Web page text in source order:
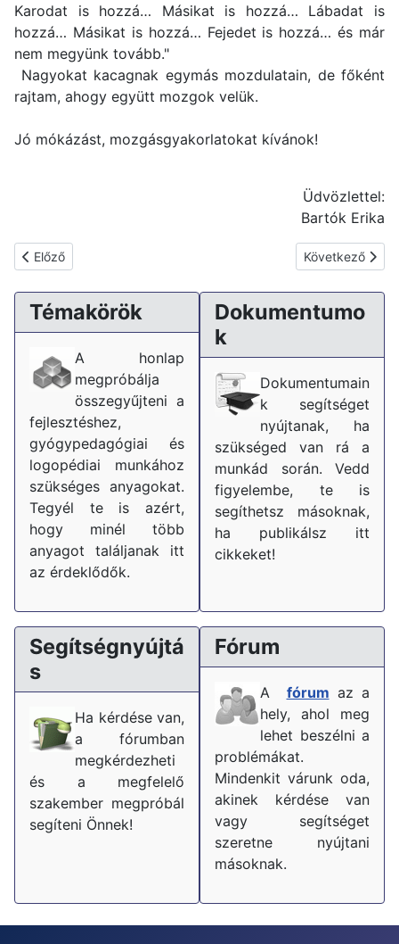
Karodat is hozzá… Másikat is hozzá… Lábadat is
hozzá… Másikat is hozzá… Fejedet is hozzá… és már
nem megyünk tovább."
Nagyokat kacagnak egymás mozdulatain, de főként
rajtam, ahogy együtt mozgok velük.
Jó mókázást, mozgásgyakorlatokat kívánok!
Üdvözlettel:
Bartók Erika
Előző cikk: Hogyan játsszunk gyermekeinkkel?
Előző Következő
Következő
Témakörök
A honlap
megpróbálja
összegyűjteni a
fejlesztéshez,
gyógypedagógiai és
logopédiai munkához
szükséges anyagokat.
Tegyél te is azért,
hogy minél több
anyagot találjanak itt
az érdeklődők.
Dokumentumo
k
Dokumentumain
k segítséget
nyújtanak, ha
szükséged van rá a
munkád során. Vedd
figyelembe, te is
segíthetsz másoknak,
ha publikálsz itt
cikkeket!
Segítségnyújtá
s
Ha kérdése van,
a fórumban
megkérdezheti
és a megfelelő
szakember megpróbál
segíteni Önnek!
Fórum
A fórum az a
hely, ahol meg
lehet beszélni a
problémákat.
Mindenkit várunk oda,
akinek kérdése van
vagy segítséget
szeretne nyújtani
másoknak.